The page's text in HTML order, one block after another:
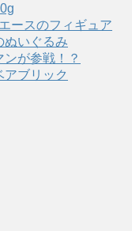
ースのフィギュア
ぬいぐるみ
が参戦！？
ブリック